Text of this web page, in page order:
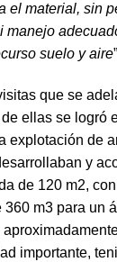
el material, sin
manejo
suelo y aire
que se
ellas se logró
explotación de
y
de 120 m2,
360 m3 para un
importante,